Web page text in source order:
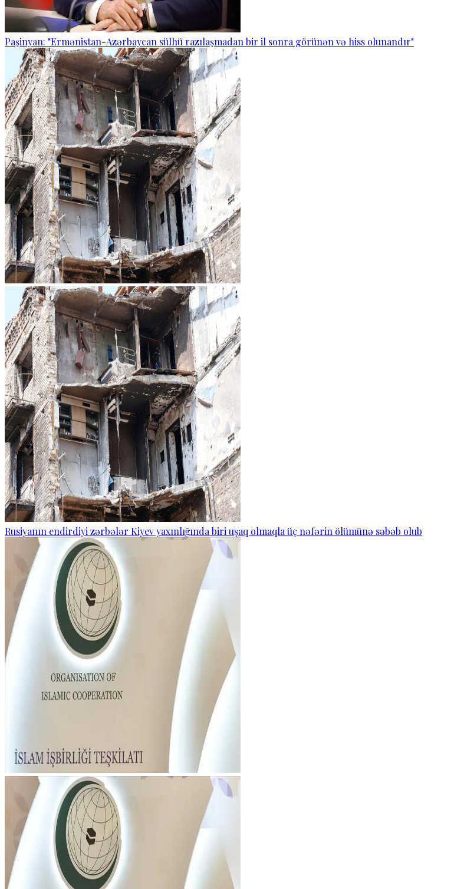
Paşinyan: "Ermənistan-Azərbaycan sülhü razılaşmadan bir il sonra görünən və hiss olunandır"
Rusiyanın endirdiyi zərbələr Kiyev yaxınlığında biri uşaq olmaqla üç nəfərin ölümünə səbəb olub